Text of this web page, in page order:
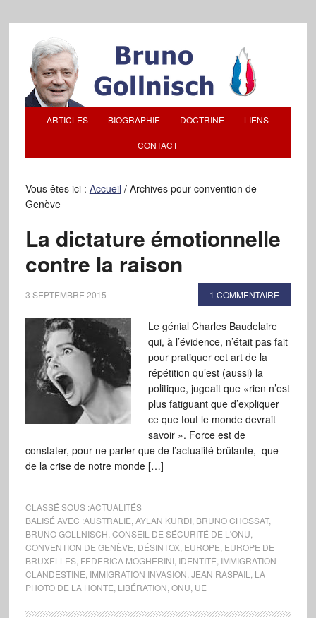
ARTICLES BIOGRAPHIE DOCTRINE LIENS
CONTACT
Vous êtes ici : Accueil /Archives pour convention de
Genève
La dictature émotionnelle
contre la raison
3 SEPTEMBRE 2015 1 COMMENTAIRE
Le génial Charles Baudelaire
qui, à l’évidence, n’était pas fait
pour pratiquer cet art de la
répétition qu’est (aussi) la
politique, jugeait que «rien n’est
plus fatiguant que d’expliquer
ce que tout le monde devrait
savoir ». Force est de
constater, pour ne parler que de l’actualité brûlante, que
de la crise de notre monde […]
CLASSÉ SOUS :ACTUALITÉS
BALISÉ AVEC :AUSTRALIE AYLAN KURDI, BRUNO CHOSSAT,
BRUNO GOLLNISCH CONSEIL DE SÉCURITÉ DE L'ONU
CONVENTION DE GENÈVE DÉSINTOX, EUROPE EUROPE DE
BRUXELLES, FEDERICA MOGHERINI, IDENTITÉ IMMIGRATION
CLANDESTINE IMMIGRATION INVASION JEAN RASPAIL
LA
PHOTO DE LA HONTE LIBÉRATION ONU UE